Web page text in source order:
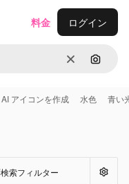
消去 画像で
料金 ログイン
AI アイコンを作成 水色 青い
検索フィルター